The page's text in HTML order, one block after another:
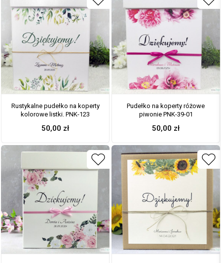
Rustykalne pudełko na koperty
kolorowe listki. PNK-123
50,00 zł
Pudełko na koperty różowe
piwonie PNK-39-01
50,00 zł